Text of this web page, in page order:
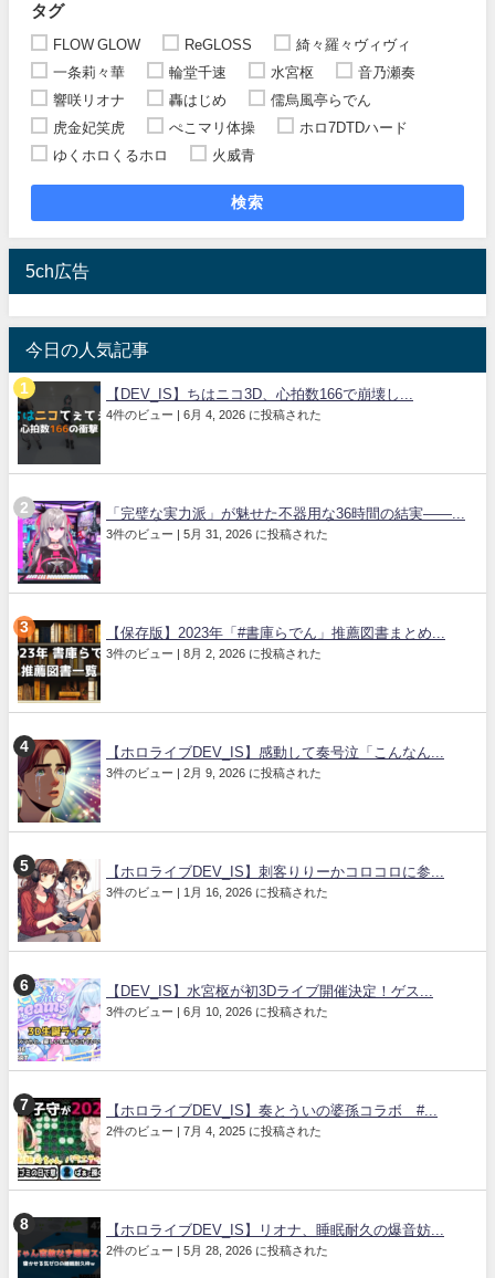
タグ
FLOW GLOW ReGLOSS
綺々羅々ヴィヴィ
一条莉々華
輪堂千速 水宮枢
音乃瀬奏
響咲リオナ
轟はじめ
儒烏風亭らでん
虎金妃笑虎
ぺこマリ体操
ホロ7DTDハード
ゆくホロくるホロ
火威青
検索
5ch広告
今日の人気記事
【DEV_IS】ちはニコ3D、心拍数166で崩壊し...
4件のビュー | 6月 4, 2026 に投稿された
「完璧な実力派」が魅せた不器用な36時間の結実――...
3件のビュー | 5月 31, 2026 に投稿された
【保存版】2023年「#書庫らでん」推薦図書まとめ...
3件のビュー | 8月 2, 2026 に投稿された
【ホロライブDEV_IS】感動して奏号泣「こんなん...
3件のビュー | 2月 9, 2026 に投稿された
【ホロライブDEV_IS】刺客りりーかコロコロに参...
3件のビュー | 1月 16, 2026 に投稿された
【DEV_IS】水宮枢が初3Dライブ開催決定！ゲス...
3件のビュー | 6月 10, 2026 に投稿された
【ホロライブDEV_IS】奏とういの婆孫コラボ #...
2件のビュー | 7月 4, 2025 に投稿された
【ホロライブDEV_IS】リオナ、睡眠耐久の爆音妨...
2件のビュー | 5月 28, 2026 に投稿された